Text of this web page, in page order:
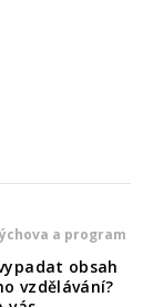
a program
obsah
vzdělávání?